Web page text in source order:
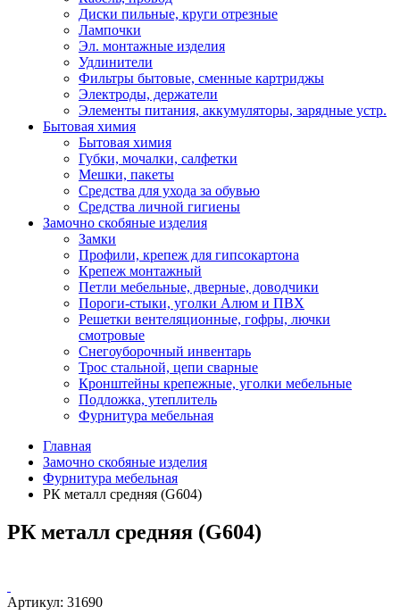
Диски пильные, круги отрезные
Лампочки
Эл. монтажные изделия
Удлинители
Фильтры бытовые, сменные картриджы
Электроды, держатели
Элементы питания, аккумуляторы, зарядные устр.
Бытовая химия
Бытовая химия
Губки, мочалки, салфетки
Мешки, пакеты
Средства для ухода за обувью
Средства личной гигиены
Замочно скобяные изделия
Замки
Профили, крепеж для гипсокартона
Крепеж монтажный
Петли мебельные, дверные, доводчики
Пороги-стыки, уголки Алюм и ПВХ
Решетки вентеляционные, гофры, лючки
смотровые
Снегоуборочный инвентарь
Трос стальной, цепи сварные
Кронштейны крепежные, уголки мебельные
Подложка, утеплитель
Фурнитура мебельная
Главная
Замочно скобяные изделия
Фурнитура мебельная
РК металл средняя (G604)
РК металл средняя (G604)
Артикул: 31690